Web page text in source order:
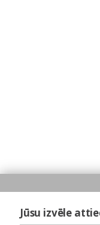
Jūsu izvēle